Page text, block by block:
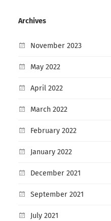
Archives
November 2023
May 2022
April 2022
March 2022
February 2022
January 2022
December 2021
September 2021
July 2021